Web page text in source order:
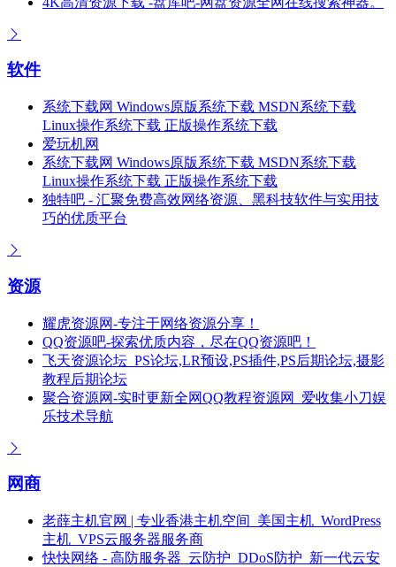
软件
系统下载网 Windows原版系统下载 MSDN系统下载
Linux操作系统下载 正版操作系统下载
爱玩机网
系统下载网 Windows原版系统下载 MSDN系统下载
Linux操作系统下载 正版操作系统下载
独特吧 - 汇聚免费高效网络资源、黑科技软件与实用技
巧的优质平台
资源
耀虎资源网-专注于网络资源分享！
QQ资源吧-探索优质内容，尽在QQ资源吧！
飞天资源论坛_PS论坛,LR预设,PS插件,PS后期论坛,摄影
教程后期论坛
聚合资源网-实时更新全网QQ教程资源网_爱收集小刀娱
乐技术导航
网商
老薛主机官网 | 专业香港主机空间_美国主机_WordPress
主机_VPS云服务器服务商
快快网络 - 高防服务器_云防护_DDoS防护_新一代云安